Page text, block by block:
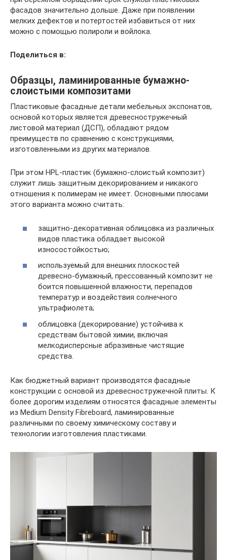
фасадов значительно дольше. Даже при появлении
мелких дефектов и потертостей избавиться от них
можно с помощью полироли и войлока.
Поделиться в:
Образцы, ламинированные бумажно-
слоистыми композитами
Пластиковые фасадные детали мебельных экспонатов,
основой которых является древесностружечный
листовой материал (ДСП), обладают рядом
преимуществ по сравнению с конструкциями,
изготовленными из других материалов.
При этом HPL-пластик (бумажно-слоистый композит)
служит лишь защитным декорированием и никакого
отношения к полимерам не имеет. Основными плюсами
этого варианта можно считать:
защитно-декоративная облицовка из различных
видов пластика обладает высокой
износостойкостью;
используемый для внешних плоскостей
древесно-бумажный, прессованный композит не
боится повышенной влажности, перепадов
температур и воздействия солнечного
ультрафиолета;
облицовка (декорирование) устойчива к
средствам бытовой химии, включая
мелкодисперсные абразивные чистящие
средства.
Как бюджетный вариант производятся фасадные
конструкции с основой из древесностружечной плиты. К
более дорогим изделиям относятся фасадные элементы
из Medium Density Fibreboard, ламинированные
различными по своему химическому составу и
технологии изготовления пластиками.